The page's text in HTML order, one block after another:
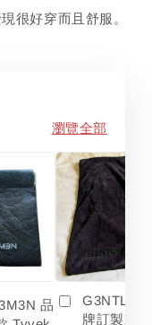
很好穿而且舒服。
瀏覽全部
品
牌訂製款